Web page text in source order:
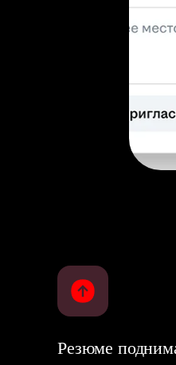
Резюме